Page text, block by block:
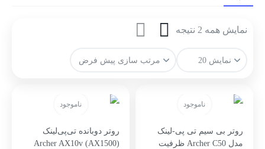
نمایش همه 2 نتیجه
ناموجود
روتر بی سیم تی پی-لینک
مدل Archer C50 ظرفیت
ناموجود
روتر دوبانده تی‌پی‌لینک
Archer AX10v (AX1500)